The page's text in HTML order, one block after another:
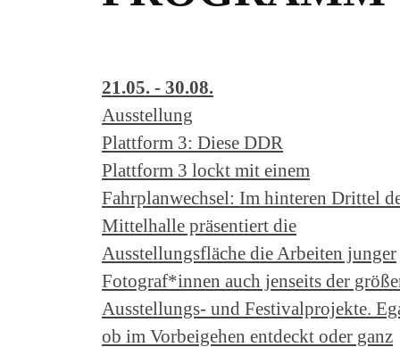
21.05. - 30.08.
Ausstellung
Plattform 3: Diese DDR
Plattform 3 lockt mit einem
Fahrplanwechsel: Im hinteren Drittel
Mittelhalle präsentiert die
Ausstellungsfläche die Arbeiten junger
Fotograf*innen auch jenseits der
Ausstellungs- und Festivalprojekte.
ob im Vorbeigehen entdeckt oder ganz